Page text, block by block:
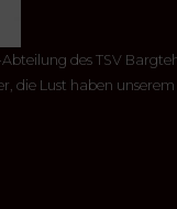
des TSV
die Lust haben unserem